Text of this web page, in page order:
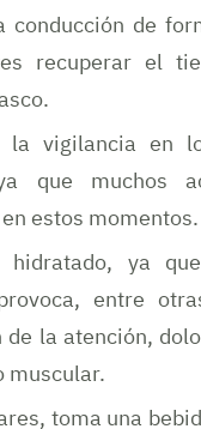
conducción de
recuperar el
la vigilancia en
que muchos
estos momentos.
hidratado, ya
entre
de la atención,
muscular.
toma una